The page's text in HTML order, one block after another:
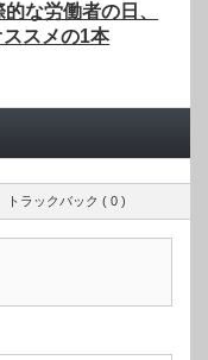
な労働者の日、
ススメの1本
トラックバック ( 0 )